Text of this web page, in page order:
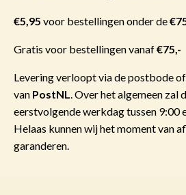
€5,95 voor bestellingen onder de
Gratis voor bestellingen vanaf€75,-
Levering verloopt via de postbode
van PostNL. Over het algemeen zal
eerstvolgende werkdag tussen 9:00
Helaas kunnen wij het moment van
garanderen.